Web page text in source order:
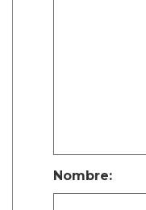
Nombre: